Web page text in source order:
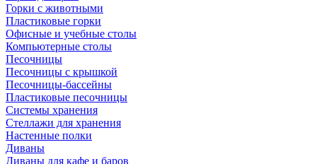
Горки с животными
Пластиковые горки
Офисные и учебные столы
Компьютерные столы
Песочницы
Песочницы с крышкой
Песочницы-бассейны
Пластиковые песочницы
Системы хранения
Стеллажи для хранения
Настенные полки
Диваны
Диваны для кафе и баров